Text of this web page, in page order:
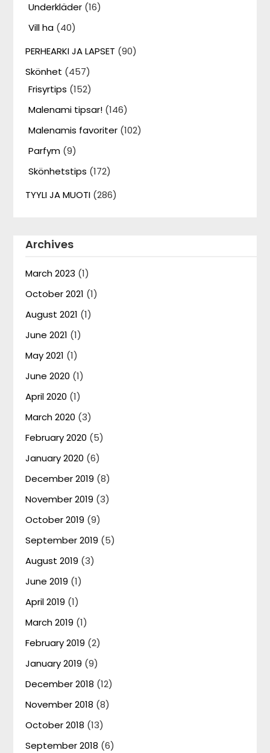
Underkläder (16)
Vill ha (40)
PERHEARKI JA LAPSET (90)
Skönhet (457)
Frisyrtips (152)
Malenami tipsar! (146)
Malenamis favoriter (102)
Parfym (9)
Skönhetstips (172)
TYYLI JA MUOTI (286)
Archives
March 2023 (1)
October 2021 (1)
August 2021 (1)
June 2021 (1)
May 2021 (1)
June 2020 (1)
April 2020 (1)
March 2020 (3)
February 2020 (5)
January 2020 (6)
December 2019 (8)
November 2019 (3)
October 2019 (9)
September 2019 (5)
August 2019 (3)
June 2019 (1)
April 2019 (1)
March 2019 (1)
February 2019 (2)
January 2019 (9)
December 2018 (12)
November 2018 (8)
October 2018 (13)
September 2018 (6)